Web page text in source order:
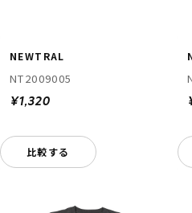
NEWTRAL
NT2009005
¥1,320
比較する